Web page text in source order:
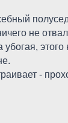
не
этого
-